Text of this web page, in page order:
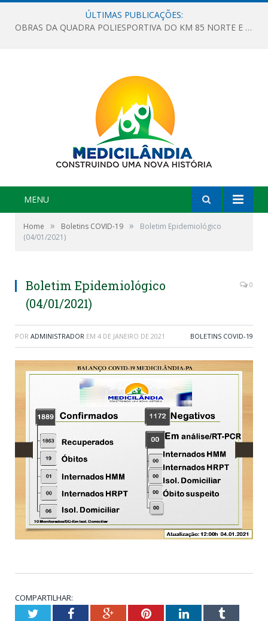
ÚLTIMAS PUBLICAÇÕES:
OBRAS DA QUADRA POLIESPORTIVA DO KM 85 NORTE E DA ESCOLA GASPAR VIANA AVANÇAM
MENU
Home » Boletins COVID-19 »
Boletim Epidemiológico
(04/01/2021)
Boletim Epidemiológico
(04/01/2021)
0
POR ADMINISTRADOR EM 4 DE JANEIRO DE 2021 BOLETINS COVID-19
COMPARTILHAR:
TwitterFacebookGoogle+PinterestLinkedInTumblr